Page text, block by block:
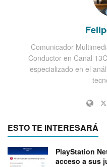
Comunicador
Conductor en Canal
especializado en el
ESTO TE INTERESARÁ
PlayStation
acceso a sus